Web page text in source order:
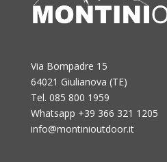
Via Bompadre 15
64021 Giulianova (TE)
Tel. 085 800 1959
Whatsapp +39 366 321 1205
info@montinioutdoor.it